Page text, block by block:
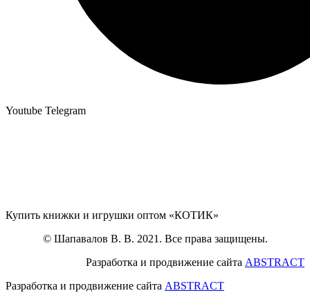
Youtube Telegram
Купить книжки и игрушки оптом «КОТИК»
© Шапавалов В. В. 2021. Все права защищены.
Разработка и продвижение сайта ABSTRACT
Разработка и продвижение сайта ABSTRACT